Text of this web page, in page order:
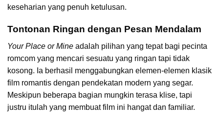
keseharian yang penuh ketulusan.
Tontonan Ringan dengan Pesan Mendalam
Your Place or Mine adalah pilihan yang tepat bagi pecinta
romcom yang mencari sesuatu yang ringan tapi tidak
kosong. Ia berhasil menggabungkan elemen-elemen klasik
film romantis dengan pendekatan modern yang segar.
Meskipun beberapa bagian mungkin terasa klise, tapi
justru itulah yang membuat film ini hangat dan familiar.